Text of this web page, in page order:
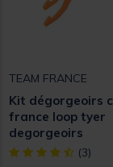
TEAM FRANCE
Kit dégorgeoirs
france loop tyer
degorgeoirs
[object Object] out
(3)